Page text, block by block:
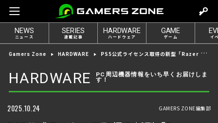
e
t
o
o
g
NEWS
ニュース
SERIES
連載記事
HARDWARE
ハードウェア
GAME
ゲーム イ
Gamers Zone HARDWARE PS5公式ライセンス取得の新型「Razer Raiju V3 Pro」発表!!プロ向け高応答ワイヤレスコントローラー
HARDWARE PC周辺機器情報をいち早くお届けしま
す！
2025.10.24 GAMERS ZONE編集部